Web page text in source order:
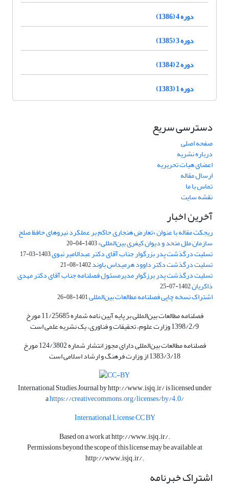
دوره 4 (1386)
دوره 3 (1385)
دوره 2 (1384)
دوره 1 (1383)
دسترسی سریع
صفحه اصلی
درباره نشریه
اعضای هیات تحریریه
ارسال مقاله
تماس با ما
نقشه سایت
آخرین اخبار
ریجکت مقاله با عنوان «تعارض هنجاری حاکم بر عملکرد نیروهای حافظ صلح
سازمان ملل متحد و دیوان کیفری بین‌المللی»1403-04-20
تسلیت درگذشت پدر بزرگوار جناب آقای دکتر عبدالامیر نبوی1403-03-17
تسلیت درگذشت دکتر داوود هرمیداس باوند1402-08-21
تسلیت درگذشت پدر برزگوار مدیرمسئول فصلنامه جناب آقای دکتر مهدی
ذاکریان1402-07-25
اشتراک نسخه چاپی فصلنامه مطالعات بین‌المللی1401-08-26
فصلنامه مطالعات بین‌المللی بر پایه آیین نامه شماره 11/25685 مورخ
1398/2/9 وزارت علوم، تحقیقات و فناوری، یک نشریه علمی است
فصلنامه مطالعات بین‌المللی دارای مجوز انتشار شماره 124/3802 مورخ
1383/3/18 از وزارت فرهنگ و ارشاد اسلامی است
International Studies Journal byhttp://www.isjq.ir/is licensed under
ahttps://creativecommons.org/licenses/by/4.0/
International License CC BY
Based on a work athttp://www.isjq.ir/.
Permissions beyond the scope of this license may be available at
http://www.isjq.ir/.
اشتراک خبرنامه